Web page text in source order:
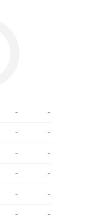
-
-
-
-
-
-
-
-
-
-
-
-